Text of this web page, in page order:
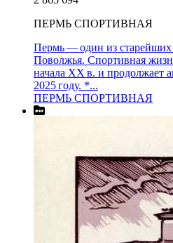
ПЕРМЬ СПОРТИВНАЯ
Пермь — один из
Поволжья. Спортивная
начала XX в. и продолжает
2025 году. *...
ПЕРМЬ СПОРТИВНАЯ